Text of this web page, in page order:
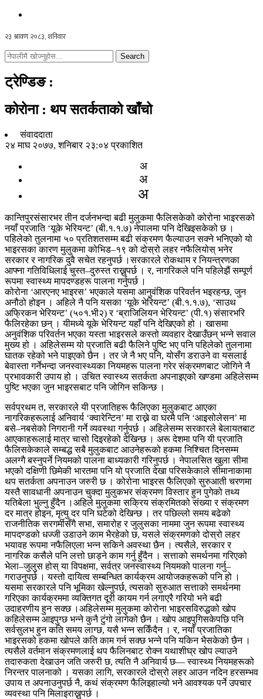
Search
ट्रेण्डिङ :
कोरोना : थप सतर्कताको खाँचो
संवाददाता
२४ माघ २०७७, शनिबार २३:०४ प्रकाशित
अ
अ
अ
कान्तिपुरसंसारभर तीन दर्जनभन्दा बढी मुलुकमा फैलिसकेको कोरोना भाइरसको
नयाँ प्रजाति ‘यूके भेरियन्ट’ (बी.१.१.७) नेपालमा पनि देखिइसकेको छ ।
पहिलेको तुलनामा ५० प्रतिशतसम्म बढी संक्रमण फैल्याउन सक्ने भनिएको यो
भाइरसका कारण मुलुकमा कोभिड–१९ को दोस्रो लहर नफैलियोस् भनेर
सरकार र नागरिक दुवै सचेत रहनुपर्छ ।सरकारले रोकथाम र नियन्त्रणका
आफ्ना गतिविधिलाई चुस्त–दुरुस्त राख्नुपर्छ । र, नागरिकले पनि पहिलेझैं सम्पूर्ण
रूपमा स्वास्थ्य मापदण्डहरू पालना गर्नुपर्छ ।
कोरोना ‘आरएनए भाइरस’ भएकाले यसमा आनुवंशिक परिवर्तन भइरहन्छ, जुन
अनौठो होइन । अहिले नै पनि यसका ‘यूके भेरियन्ट’ (बी.१.१.७), ‘साउथ
अफ्रिकन भेरियन्ट’ (५०१.भी२) र ‘ब्राजिलियन भेरियन्ट’ (पी.१) संसारभरि
फैलिरहेका छन् । यीमध्ये यूके भेरियन्ट यहाँ पनि देखिएको हो । खासमा
अनुवंशिक परिवर्तन भएका यस्ता भाइरसले कस्तो व्यवहार देखाउँछन् भन्ने सवाल
मुख्य हो । अहिलेसम्म यो प्रजाति बढी फैलिने पुष्टि भए पनि पहिलेको तुलनामा
घातक रहेको भने पाइएको छैन । तर जे नै भए पनि, योसँग डराउने वा यसलाई
बेवास्ता गर्नेभन्दा जनस्वास्थ्यका नियमहरू पालना गरेर संक्रमणबाट जोगिने नै
प्रभावकारी उपाय हो । उचित स्वास्थ्य सतर्कता अपनाइएको खण्डमा अहिलेसम्म
पुष्टि भएका जुन भाइरसबाट पनि जोगिन सकिन्छ ।
सर्वप्रथम त, सरकारले यी प्रजातिहरू फैलिएका मुलुकबाट आएका
नागरिकहरूलाई अनिवार्य ‘क्वारेन्टिन’ मा राख्ने वा घरमै पनि ‘आइसोलेसन’ मा
बसे–नबसेको निगरानी गर्ने व्यवस्था गर्नुपर्छ । अहिलेसम्म सरकारले बेलायतबाट
आएकाहरूलाई मात्र चासो दिइरहेको देखिन्छ । अरू देशमा पनि यी प्रजाति
फैलिसकेकाले सम्बद्ध सबै मुलुकबाट आउनेहरूको हकमा निश्चित दिनसम्म
अलग्गै बस्नुपर्ने नियमको पालना बाध्यकारी गरिनुपर्छ । नेपालसित खुला सीमा
भएको दक्षिणी छिमेकी भारतमा पनि यो प्रजाति देखा परिसकेकाले सीमानाकामा
थप सतर्कता अपनाउन जरुरी छ । कोरोना भाइरस फैलिएको सुरुआती चरणमा
यस्तै सावधानी अपनाउन चुक्दा मुलुकभर संक्रमण विस्तार हुन पुगेको तथ्य
यतिबेला भुल्नु हुँदैन ।अहिले मुलुकमा सक्रिय संक्रमितको संख्या र संक्रमण
दर मात्र होइन, मृत्यु दर पनि घटेको देखिन्छ । तर पछिल्लो समय बढेको
राजनीतिक सरगर्मीसँगै सभा, समारोह र जुलुसका नाममा जुन रूपमा स्वास्थ्य
मापदण्डको धज्जी उडाउने काम भैरहेको छ, यसले संक्रमणको दोस्रो लहर
भयावह रूपमा नफैलिएला भन्न सकिने अवस्था छैन । त्यसैले, सरकार र
नागरिक कसैले पनि लत्तो छाड्ने काम गर्नु हुँदैन । सत्ताको समर्थनमा गरिएको
भेला–जुलुस होस् या विपक्षमा, सर्वत्र जनस्वास्थ्य नियमको पालना गर्नु–
गराउनुपर्छ । यस्तो दायित्व सम्बन्धित कार्यक्रम आयोजकहरूको पनि हो ।
यसमा सरकारले पनि भूमिका खेल्नुपर्छ, त्यसको सुरुआत सत्ताको समर्थनमा
गरिएका कार्यक्रममा व्यक्तिगत दूरी कायम गर्न लगाएरै गरियो भने बढी
उदाहरणीय हुन सक्छ ।अहिलेसम्म मुलुकमा कोरोना भाइरसविरुद्धको खोप
कहिलेसम्म आइपुग्छ भन्ने कुनै टुंगो लागेको छैन । खोप आइपुगिसकेपछि पनि
सर्वसुलभ हुन कति समय लाग्छ, यसै भन्न सकिँदैन । र, नयाँ प्रजातिका
भाइरसको हकमा खोपले कति काम गर्न सक्छ भन्ने पनि यकिन भैसकेको छैन ।
त्यसैले वर्तमान संक्रमणलाई थप फैलिनबाट रोक्न यथाशीघ्र खोप ल्याउने
तदारुकता देखाउन जति जरुरी छ, त्यति नै अनिवार्य छ— स्वास्थ्य नियमहरूको
निरन्तर पालनाको । यसका लागि, सरकारले दोस्रो लहर आउन नदिन हरसम्भव
उपाय त अपनाउनुपर्छ नै, कथं संक्रमण फैलिइहाल्यो भने आवश्यक पर्ने उपचार
व्यवस्था पनि मिलाइराख्नुपर्छ ।